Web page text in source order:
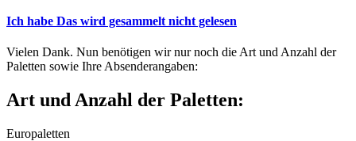
Ich habe Das wird gesammelt nicht gelesen
Vielen Dank. Nun benötigen wir nur noch die Art und Anzahl der
Paletten sowie Ihre Absenderangaben:
Art und Anzahl der Paletten:
Europaletten